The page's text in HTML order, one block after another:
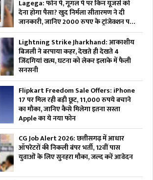
Lagega: फोन पे, गूगल पे पर किन यूजर्स को
देना होगा पैसा? खुद निर्मला सीतारमण ने दी
जानकारी, जानिए 2000 रुपए के ट्रांजेक्शन पर
कितना भुगतान करना होगा
Lightning Strike Jharkhand: आकाशीय
बिजली ने बरपाया कहर, देखते ही देखते 4
जिंदगियां खत्म, घटना को लेकर इलाके में फैली
सनसनी
Flipkart Freedom Sale Offers: iPhone
17 पर मिल रही बड़ी छूट, 11,000 रुपये बचाने
का मौका, जानिए कैसे मिलेगा इतना सस्ता
Apple का ये नया फोन
CG Job Alert 2026: छत्तीसगढ़ में आधार
ऑपरेटरों की निकली बंपर भर्ती, 12वीं पास
युवाओं के लिए सुनहरा मौका, जल्द करें आवेदन